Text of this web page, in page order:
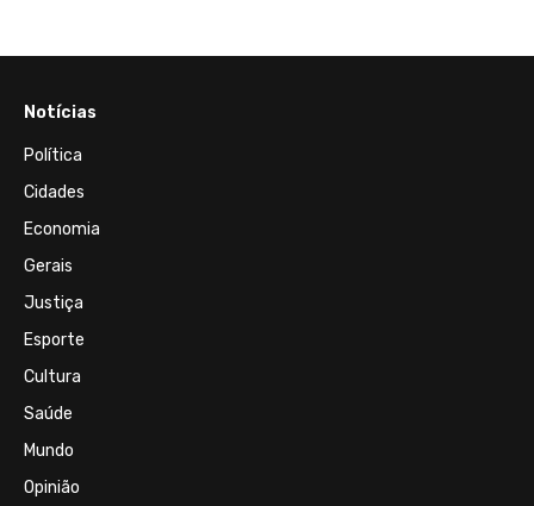
Notícias
Política
Cidades
Economia
Gerais
Justiça
Esporte
Cultura
Saúde
Mundo
Opinião